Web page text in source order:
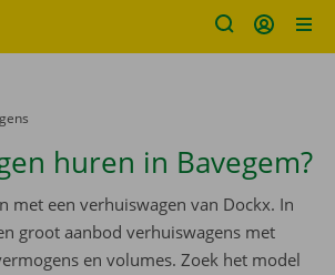
huren in Bavegem?
met een verhuiswagen van Dockx. In
groot aanbod verhuiswagens met
en volumes. Zoek het model